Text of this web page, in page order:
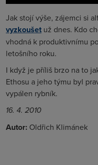
Jak stojí výše, zájemci si
vyzkoušet už dnes. Kdo
vhodná k produktivnímu
letošního roku.
I když je příliš brzo na to
Ethosu a jeho týmu byl
vypálen rybník.
16. 4. 2010
Autor: Oldřich Klimánek